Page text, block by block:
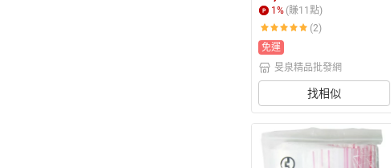
計算機 -全新品-保固2年
1% (賺11點)
(2)
免運
旻泉精品批發網
找相似